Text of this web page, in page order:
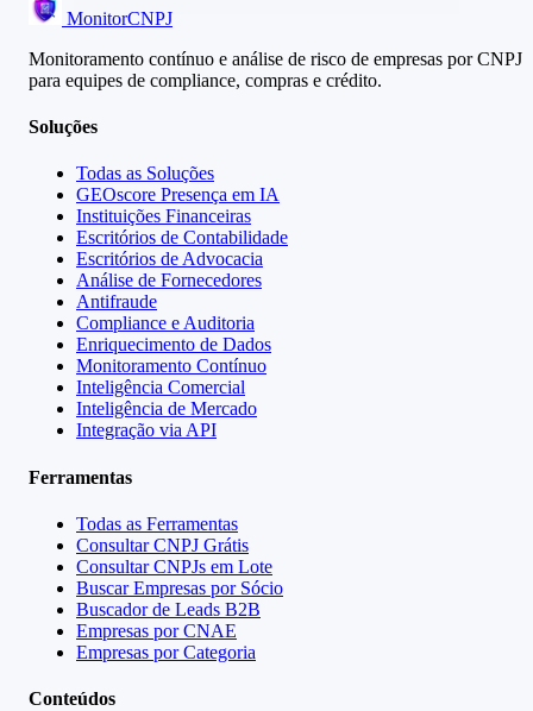
MonitorCNPJ
Monitoramento contínuo e análise de risco de empresas por CNPJ
para equipes de compliance, compras e crédito.
Soluções
Todas as Soluções
GEOscore Presença em IA
Instituições Financeiras
Escritórios de Contabilidade
Escritórios de Advocacia
Análise de Fornecedores
Antifraude
Compliance e Auditoria
Enriquecimento de Dados
Monitoramento Contínuo
Inteligência Comercial
Inteligência de Mercado
Integração via API
Ferramentas
Todas as Ferramentas
Consultar CNPJ Grátis
Consultar CNPJs em Lote
Buscar Empresas por Sócio
Buscador de Leads B2B
Empresas por CNAE
Empresas por Categoria
Conteúdos